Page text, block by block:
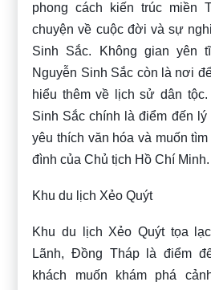
phong cách kiến trúc miền
chuyện về cuộc đời và sự
Sinh Sắc. Không gian yên
Nguyễn Sinh Sắc còn là nơi
hiểu thêm về lịch sử dân
Sinh Sắc chính là điểm đến
yêu thích văn hóa và muốn
đình của Chủ tịch Hồ Chí Minh.
Khu du lịch Xẻo Quýt
Khu du lịch Xẻo Quýt tọa
Lãnh, Đồng Tháp là điểm
khách muốn khám phá